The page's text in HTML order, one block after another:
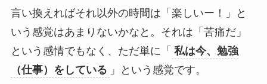
言い換えればそれ以外の時間は「楽しいー！」と
いう感覚はあまりないかなと。それは「苦痛だ」
という感情でもなく、ただ単に「 私は今、勉強
（仕事）をしている 」という感覚です。